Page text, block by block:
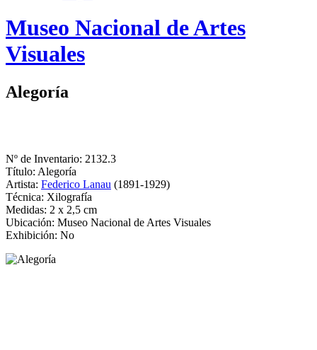
Logo
MNAV
Museo Nacional de Artes
Visuales
Alegoría
Nº de Inventario: 2132.3
Título: Alegoría
Artista: Federico Lanau (1891-1929)
Técnica: Xilografía
Medidas: 2 x 2,5 cm
Ubicación: Museo Nacional de Artes Visuales
Exhibición: No